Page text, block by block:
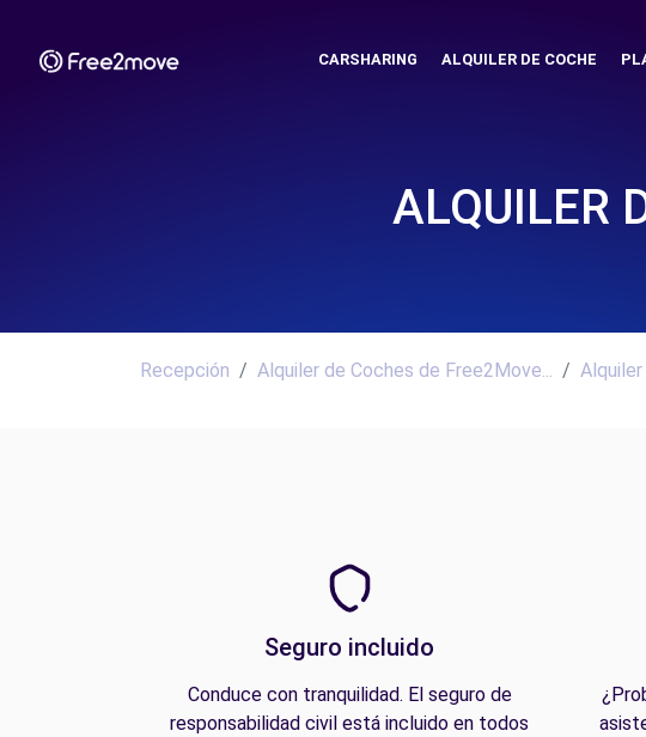
CARSHARING ALQUILER DE COCHE
ALQUILER
Recepción Alquiler de Coches de Free2Move...
Seguro incluido
Conduce con tranquilidad. El seguro de
responsabilidad civil está incluido en todos